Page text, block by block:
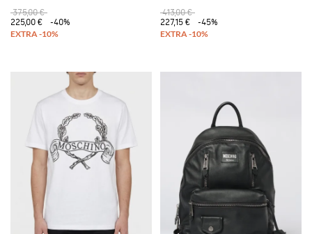
375,00 €
225,00 €
-40%
413,00 €
227,15 €
-45%